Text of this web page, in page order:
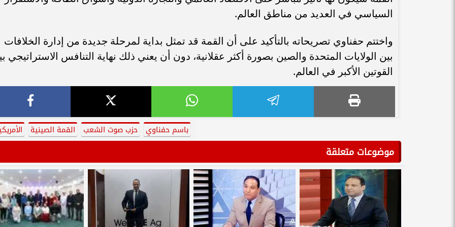
السياسي في العديد من مناطق العالم.
واختتم حفناوي تصريحاته بالتأكيد على أن القمة قد تمثل بداية لمرحلة جديدة من إدارة الخلافات
بين الولايات المتحدة والصين بصورة أكثر عقلانية، دون أن يعني ذلك نهاية التنافس الاستراتيجي
القوتين الأكبر في العالم.
باسم حفناوي حزب صوت الشعب القمة الصينية
موضوعات متعلقة